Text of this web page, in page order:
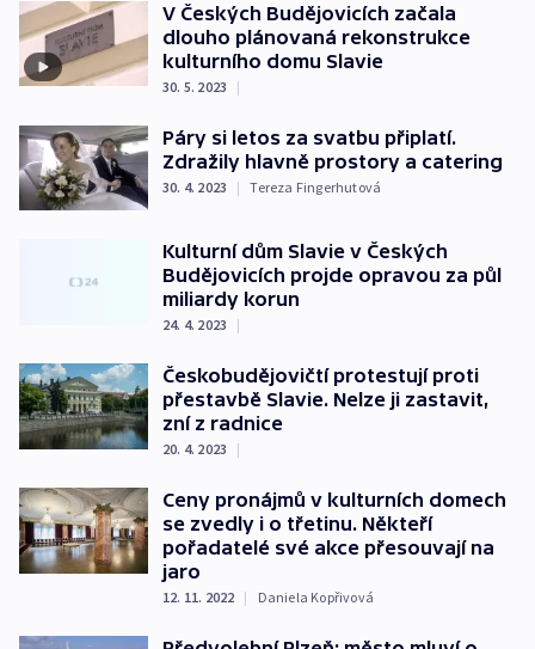
V Českých Budějovicích začala
dlouho plánovaná rekonstrukce
kulturního domu Slavie
30. 5. 2023 |
Páry si letos za svatbu připlatí.
Zdražily hlavně prostory a catering
30. 4. 2023 | Tereza Fingerhutová
Kulturní dům Slavie v Českých
Budějovicích projde opravou za půl
miliardy korun
24. 4. 2023 |
Českobudějovičtí protestují proti
přestavbě Slavie. Nelze ji zastavit,
zní z radnice
20. 4. 2023 |
Ceny pronájmů v kulturních domech
se zvedly i o třetinu. Někteří
pořadatelé své akce přesouvají na
jaro
12. 11. 2022 | Daniela Kopřivová